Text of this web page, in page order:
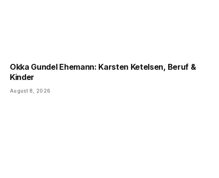
Okka Gundel Ehemann: Karsten Ketelsen, Beruf &
Kinder
August 8, 2026